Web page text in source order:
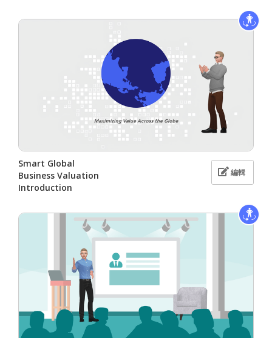
Smart Global
Business Valuation
Introduction
編輯